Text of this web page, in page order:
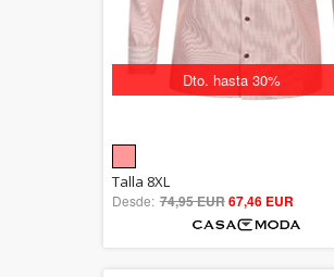
Dto. hasta 30%
out of 5
Talla 8XL
Desde: 74,95 EUR67,46 EUR